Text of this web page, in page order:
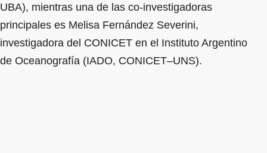
UBA), mientras una de las co-investigadoras
principales es Melisa Fernández Severini,
investigadora del CONICET en el Instituto Argentino
de Oceanografía (IADO, CONICET–UNS).